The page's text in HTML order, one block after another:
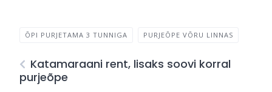
ÕPI PURJETAMA 3 TUNNIGA PURJEÕPE VÕRU LINNAS
Katamaraani rent, lisaks soovi korral
purjeõpe